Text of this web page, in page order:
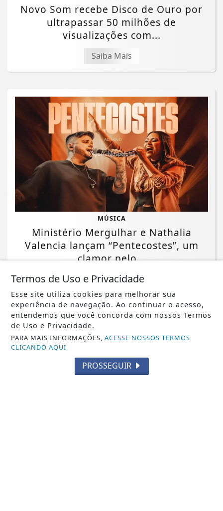
Novo Som recebe Disco de Ouro por
ultrapassar 50 milhões de
visualizações com...
Saiba Mais
MÚSICA
Ministério Mergulhar e Nathalia
Valencia lançam “Pentecostes”, um
clamor pelo...
Saiba Mais
Termos de Uso e Privacidade
Esse site utiliza cookies para melhorar sua
experiência de navegação. Ao continuar o acesso,
entendemos que você concorda com nossos Termos
de Uso e Privacidade.
PARA MAIS INFORMAÇÕES,ACESSE NOSSOS TERMOS
CLICANDO AQUI
PROSSEGUIR